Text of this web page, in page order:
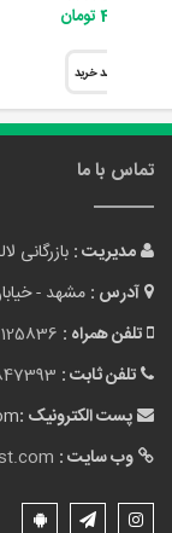
4,800,000 تومان
سبد خرید
تماس با ما
مدیریت : بازرگانی
آدرس : مشهد -
تلفن همراه :
تلفن ثابت :
پست الکترونیک :
وب سایت :